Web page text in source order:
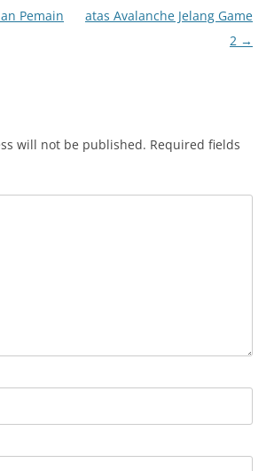
Pemain
atas Avalanche Jelang Game
2 →
will not be published. Required fields